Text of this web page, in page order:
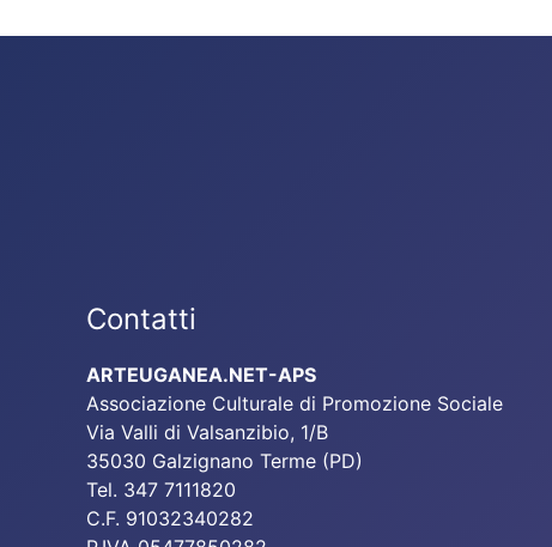
Contatti
ARTEUGANEA.NET-APS
Associazione Culturale di Promozione Sociale
Via Valli di Valsanzibio, 1/B
35030 Galzignano Terme (PD)
Tel. 347 7111820
C.F. 91032340282